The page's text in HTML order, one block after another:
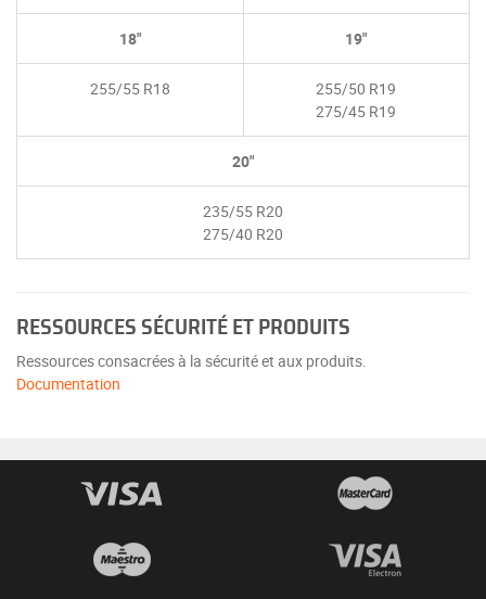
18"
255/55 R18
19"
255/50 R19
275/45 R19
20"
235/55 R20
275/40 R20
RESSOURCES SÉCURITÉ ET PRODUITS
Ressources consacrées à la sécurité et aux produits.
Documentation